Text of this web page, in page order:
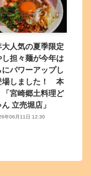
大人気の夏季限定
し担々麺が今年は
にパワーアップし
場しました！ 本
宮崎郷土料理ど
立売堀店」
年06月11日 12:30